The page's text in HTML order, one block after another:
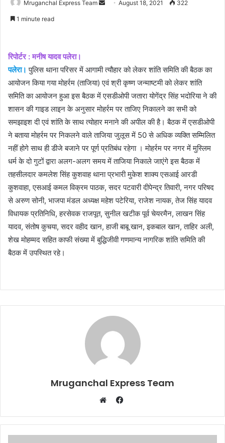
Mruganchal Express Team
Send August 18, 2021 322
1 minute read
रिपोर्टर : मनीष यादव पलेरा।
पलेरा।पुलिस थाना परिसर में आगामी त्यौहार को लेकर शांति समिति की बैठक का
आयोजन किया गया मोहर्रम (ताजिया) एवं श्री कृष्ण जन्माष्टमी को लेकर शांति
समिति का आयोजन हुआ इस बैठक में एसडीओपी जतारा योगेंद्र सिंह भदोरिया ने की
शासन की गाइड लाइन के अनुसार मोहर्रम पर ताजिए निकालने का सभी को
समझाइश दी एवं शांति के साथ त्योहार मनाने की अपील की है। बैठक में एसडीओपी
ने बताया मोहर्रम पर निकलने वाले ताजिया जुलूस में 50 से अधिक व्यक्ति सम्मिलित
नहीं होगे साथ ही डीजे बजाने पर पूर्ण प्रतिबंध रहेगा । मोहर्रम पर नगर में मुस्लिम
धर्म के दो गुटों द्वारा अलग-अलग समय में ताजिया निकाले जाएंगे इस बैठक में
तहसीलदार कमलेश सिंह कुशवाह थाना प्रभारी मुकेश शाक्य एसआई आरडी
कुशवाहा, एसआई कमल विक्रम पाठक, सदर पटवारी दीपेन्द्र तिवारी, नगर परिषद
से अरुण सोनी, भाजपा मंडल अध्यक्ष महेश पटेरिया, राजेश नायक, तेज सिंह यादव
विधायक प्रतिनिधि, हरसेवक राजपूत, सुनील खटीक पूर्व चेयरमैन, लाखन सिंह
यादव, संतोष कुचया, सदर वहीद खान, हाजी बाबू खान, इकबाल खान, ताहिर अली,
शेख मोहम्मद सहित काफी संख्या में बुद्धिजीवी गणमान्य नागरिक शांति समिति की
बैठक में उपस्थित रहे।
Mruganchal Express Team
Facebook